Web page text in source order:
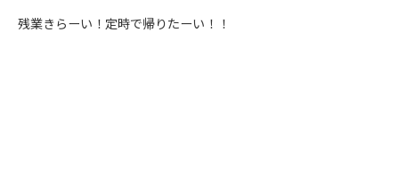
残業きらーい！定時で帰りたーい！！